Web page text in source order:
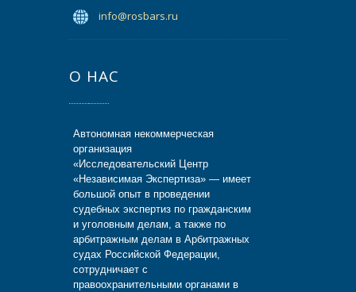
info@rosbars.ru
О НАС
Автономная некоммерческая
организация
«Исследовательский Центр
«Независимая Экспертиза» — имеет
большой опыт в проведении
судебных экспертиз по гражданским
и уголовным делам, а также по
арбитражным делам в Арбитражных
судах Российской Федерации,
сотрудничает с
правоохранительными органами в